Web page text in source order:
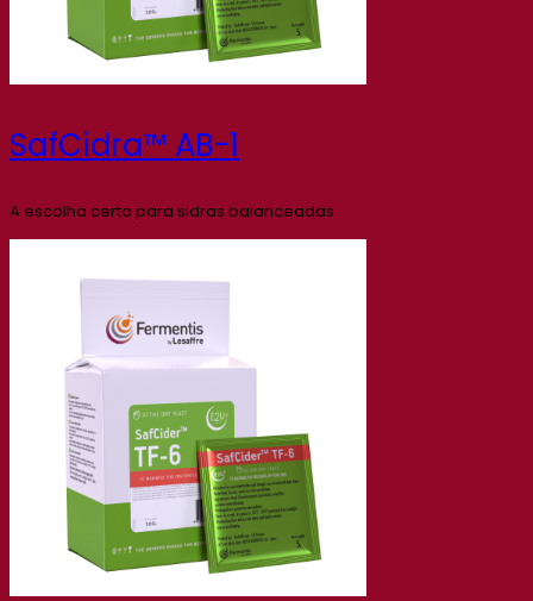
SafCidra™ AB-1
A escolha certa para sidras balanceadas